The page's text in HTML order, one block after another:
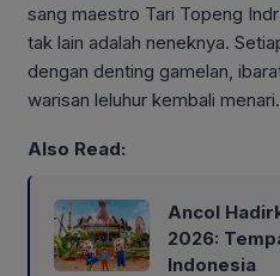
sang maestro Tari Topeng
tak lain adalah neneknya.
dengan denting gamelan,
warisan leluhur kembali menari.
Also Read:
Ancol
2026:
Indonesia